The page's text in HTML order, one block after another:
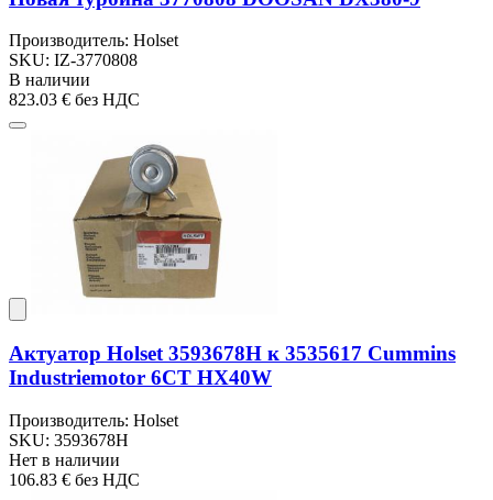
Производитель: Holset
SKU: IZ-3770808
В наличии
823.03 € без НДС
Актуатор Holset 3593678H к 3535617 Cummins
Industriemotor 6CT HX40W
Производитель: Holset
SKU: 3593678H
Нет в наличии
106.83 € без НДС